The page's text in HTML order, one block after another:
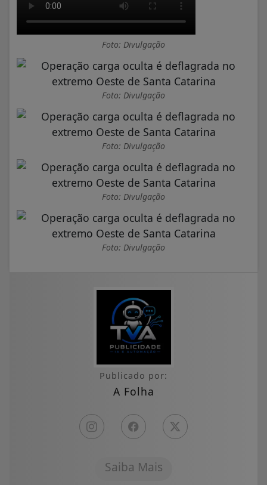
Foto: Divulgação
Foto: Divulgação
Foto: Divulgação
Foto: Divulgação
Foto: Divulgação
Publicado por:
A Folha
Saiba Mais